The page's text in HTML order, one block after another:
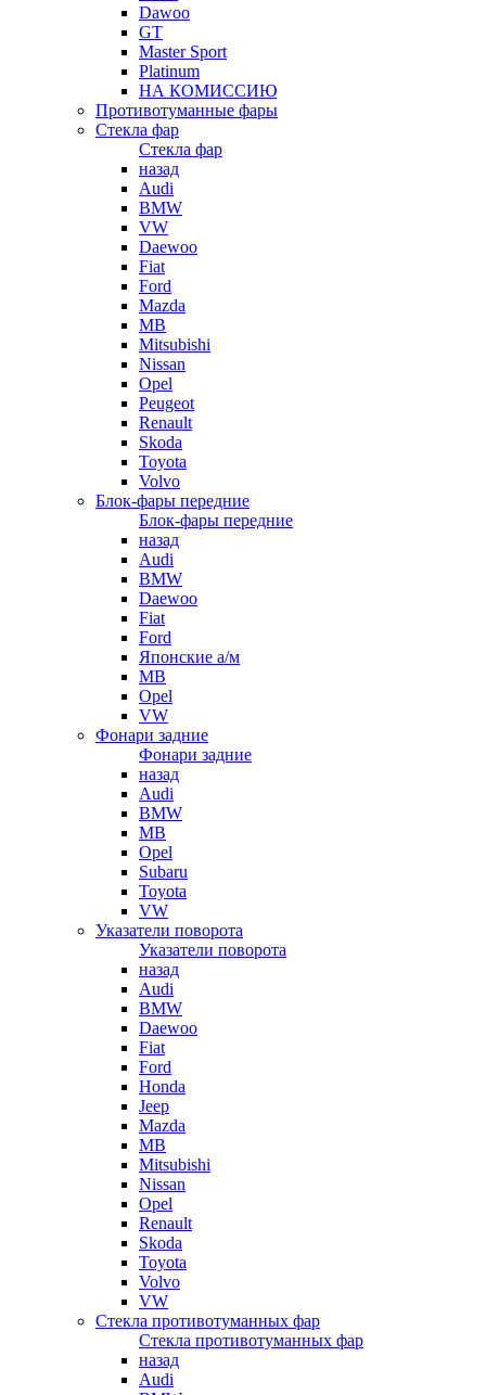
Dawoo
GT
Master Sport
Platinum
НА КОМИССИЮ
Противотуманные фары
Стекла фар
Стекла фар
назад
Audi
BMW
VW
Daewoo
Fiat
Ford
Mazda
MB
Mitsubishi
Nissan
Opel
Peugeot
Renault
Skoda
Toyota
Volvo
Блок-фары передние
Блок-фары передние
назад
Audi
BMW
Daewoo
Fiat
Ford
Японские а/м
MB
Opel
VW
Фонари задние
Фонари задние
назад
Audi
BMW
MB
Opel
Subaru
Toyota
VW
Указатели поворота
Указатели поворота
назад
Audi
BMW
Daewoo
Fiat
Ford
Honda
Jeep
Mazda
MB
Mitsubishi
Nissan
Opel
Renault
Skoda
Toyota
Volvo
VW
Стекла противотуманных фар
Стекла противотуманных фар
назад
Audi